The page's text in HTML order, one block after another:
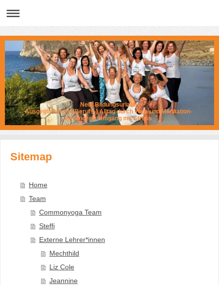
Neu: Bildungsurlaub
Ausgeglichen im (Berufs-) Alltag durch Yoga und Meditation-
Ein anderer Umgang mit Stress
Sitemap
Home
Team
Commonyoga Team
Steffi
Externe Lehrer*innen
Mechthild
Liz Cole
Jeannine